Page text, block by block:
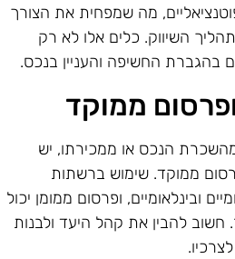
מה שמפחית את הצורך
השיווק. כלים אלו לא רק
בהגברת החשיפה והעניין בנכס.
ממוקד
הנכס או ממכירתו, יש
ממוקד. שימוש ברשתות
ובינלאומיים, ופרסום ממומן יכול
להבין את קהל היעד ולבנות